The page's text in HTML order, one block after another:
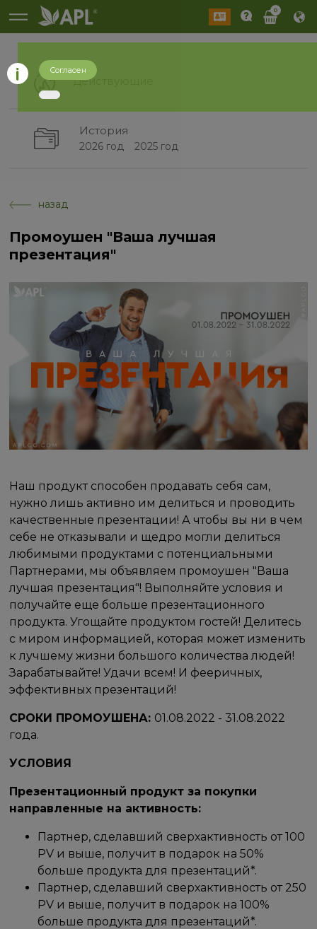
0
Действующие
История
2026 год 2025 год
назад
Промоушен "Ваша лучшая
презентация"
Наш продукт способен продавать себя сам,
нужно лишь активно им делиться и проводить
качественные презентации! А чтобы вы ни в чем
себе не отказывали и щедро могли делиться
любимыми продуктами с потенциальными
Партнерами, мы объявляем промоушен "Ваша
лучшая презентация"! Выполняйте условия и
получайте еще больше презентационного
продукта. Угощайте продуктом гостей! Делитесь
с миром информацией, которая может изменить
к лучшему жизни большого количества людей!
Зарабатывайте! Удачи всем! И фееричных,
эффективных презентаций!
СРОКИ ПРОМОУШЕНА: 01.08.2022 - 31.08.2022
года.
УСЛОВИЯ
Презентационный продукт за покупки
направленные на активность:
Партнер, сделавший сверхактивность от 100
PV и выше, получит в подарок на 50%
больше продукта для презентаций*.
Партнер, сделавший сверхактивность от 250
PV и выше, получит в подарок на 100%
больше продукта для презентаций*.
Согласен